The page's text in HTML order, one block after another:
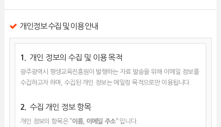
개인정보 수집 및 이용 안내
1. 개인 정보의 수집 및 이용 목적
광주광역시 평생교육진흥원이 발행하는 자료 발송을 위해 이메일 정보를
수집하고자 하며, 수집된 개인 정보는 메일링 목적으로만 이용됩니다.
2. 수집 개인 정보 항목
개인 정보의 항목은“이름, 이메일 주소”입니다.